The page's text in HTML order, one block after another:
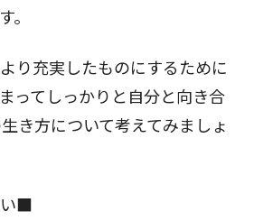
。
り充実したものにするために
ってしっかりと自分と向き合
き方について考えてみましょ
■